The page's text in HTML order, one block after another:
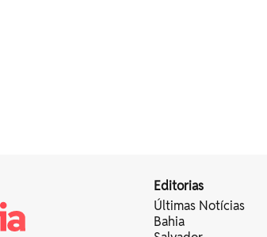
Editorias
Últimas Notícias
Bahia